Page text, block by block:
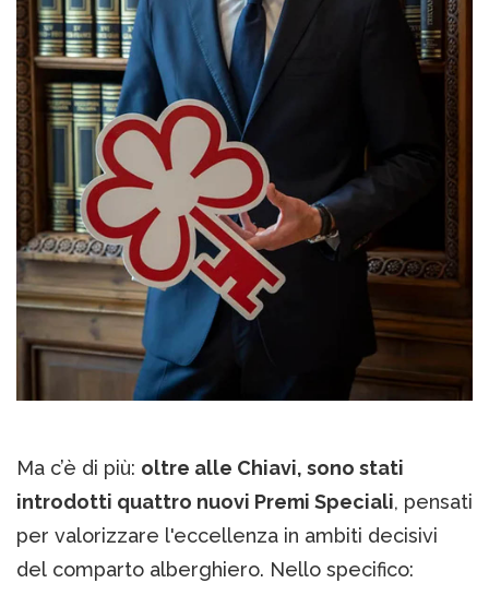
Ma c’è di più: oltre alle Chiavi, sono stati
introdotti quattro nuovi Premi Speciali, pensati
per valorizzare l'eccellenza in ambiti decisivi
del comparto alberghiero. Nello specifico: